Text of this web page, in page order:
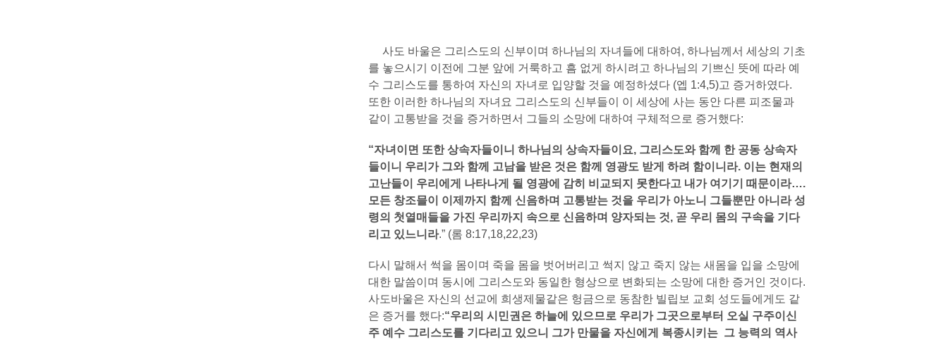
사도 바울은 그리스도의 신부이며 하나님의 자녀들에 대하여, 하나님께서 세상의 기초
를 놓으시기 이전에 그분 앞에 거룩하고 흠 없게 하시려고 하나님의 기쁘신 뜻에 따라 예
수 그리스도를 통하여 자신의 자녀로 입양할 것을 예정하셨다 (엡 1:4,5)고 증거하였다.
또한 이러한 하나님의 자녀요 그리스도의 신부들이 이 세상에 사는 동안 다른 피조물과
같이 고통받을 것을 증거하면서 그들의 소망에 대하여 구체적으로 증거했다:
“자녀이면 또한 상속자들이니 하나님의 상속자들이요, 그리스도와 함께 한 공동 상속자
들이니 우리가 그와 함께 고남을 받은 것은 함께 영광도 받게 하려 함이니라. 이는 현재의
고난들이 우리에게 나타나게 될 영광에
감히 비교되지 못한다고 내가 여기기 때문이라….
모든 창조믈이 이제까지 함께 신음하며 고통받는 것을 우리가 아노니 그들뿐만 아니라 성
령의 첫열매들을 가진 우리까지 속으로 신음하며 양자되는 것, 곧 우리 몸의 구속을 기다
리고 있느니라.” (롬 8:17,18,22,23)
다시 말해서 썩을 몸이며 죽을 몸을 벗어버리고 썩지 않고 죽지 않는 새몸을 입을 소망에
대한 말씀이며 동시에 그리스도와 동일한 형상으로 변화되는 소망에 대한 증거인 것이다.
사도바울은 자신의 선교에 희생제물같은 헝금으로 동참한 빌립보 교회 성도들에게도 같
은 증거를 했다:“우리의 시민권은 하늘에 있으므로 우리가 그곳으로부터 오실 구주이신
주 예수 그리스도를 기다리고 있으니 그가 만물을 자신에게 복종시키는 그 능력의 역사